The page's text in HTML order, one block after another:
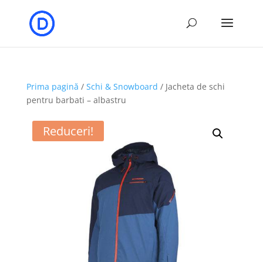
Prima pagină / Schi & Snowboard / Jacheta de schi
pentru barbati – albastru
Reduceri!